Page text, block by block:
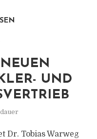
UND
Dr. Tobias Warweg